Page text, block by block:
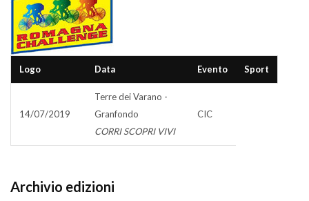
Logo Data Evento Sport
14/07/2019
Terre dei Varano -
Granfondo
CORRI SCOPRI VIVI
CIC
Archivio edizioni